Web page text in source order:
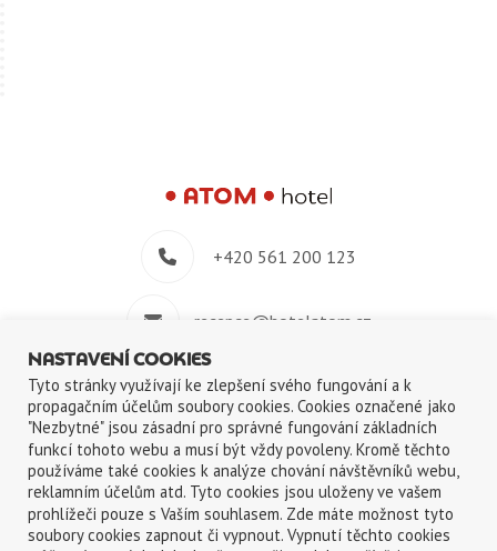
+420 561 200 123
recepce@hotelatom.cz
+420 739 348 914
Velkomeziříčská 640/45, 674 01 Třebíč
NASTAVENÍ COOKIES
Tyto stránky využívají ke zlepšení svého fungování a k
propagačním účelům soubory cookies. Cookies označené jako
"Nezbytné" jsou zásadní pro správné fungování základních
funkcí tohoto webu a musí být vždy povoleny. Kromě těchto
používáme také cookies k analýze chování návštěvníků webu,
reklamním účelům atd. Tyto cookies jsou uloženy ve vašem
prohlížeči pouze s Vaším souhlasem. Zde máte možnost tyto
soubory cookies zapnout či vypnout. Vypnutí těchto cookies